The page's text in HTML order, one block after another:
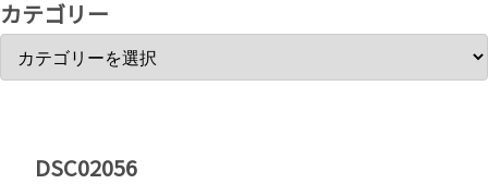
カテゴリー
DSC02056